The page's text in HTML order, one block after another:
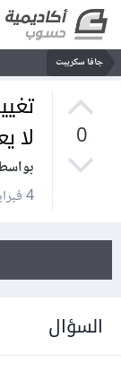
جافا سكريبت
0
لا
4 فبراير 2023
السؤال